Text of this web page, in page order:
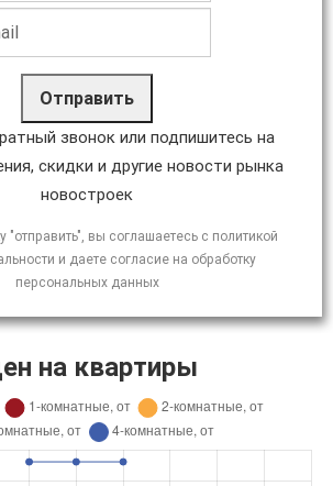
Отправить
звонок или подпишитесь на
скидки и другие новости рынка
новостроек
вы соглашаетесь с политикой
и даете согласие на обработку
персональных данных
на квартиры